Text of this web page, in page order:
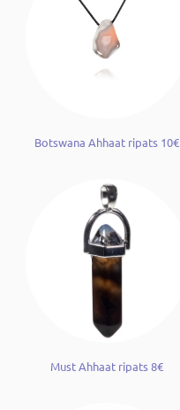
Botswana Ahhaat ripats 10€
Must Ahhaat ripats 8€